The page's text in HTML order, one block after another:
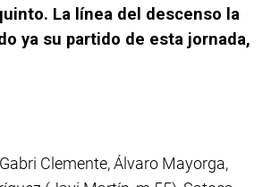
La línea del descenso la
ya su partido de esta jornada,
Clemente, Álvaro Mayorga,